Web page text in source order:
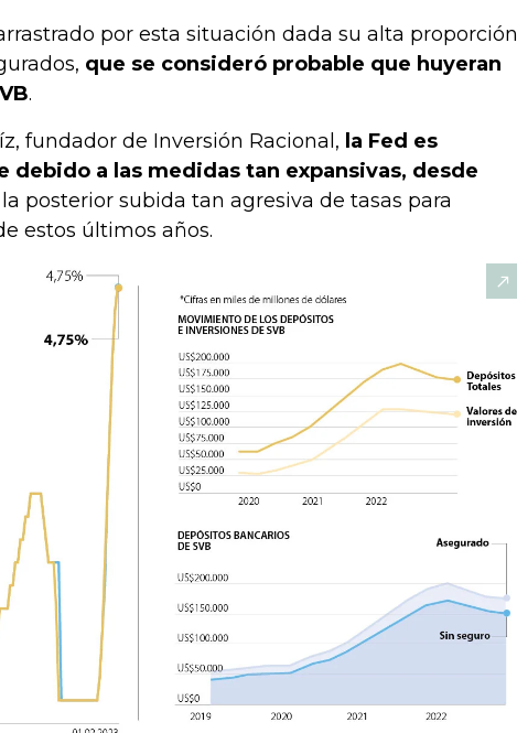
por esta situación dada su alta proporción
que se consideró probable que huyeran
.
fundador de Inversión Racional, la Fed es
debido a las medidas tan expansivas, desde
la posterior subida tan agresiva de tasas para
estos últimos años.